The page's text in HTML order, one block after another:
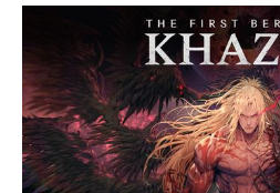
melhor da série?